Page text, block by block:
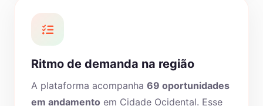
Ritmo de demanda na região
A plataforma acompanha 69 oportunidades
em andamento em Cidade Ocidental. Esse